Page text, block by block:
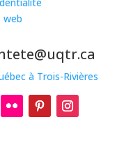
web
à Trois-Rivières